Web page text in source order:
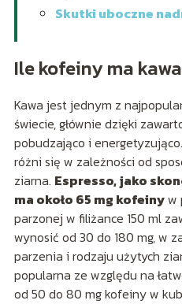
Skutki uboczne
Ile kofeiny ma
Kawa jest jednym z
świecie, głównie dzięki
pobudzająco i
różni się w zależności od
ziarna. Espresso, jako
ma około 65 mg kofeinyw
parzonej w filiżance 150 ml
wynosić od 30 do 180 mg, w
parzenia i rodzaju użytych
popularna ze względu na
od 50 do 80 mg kofeiny w